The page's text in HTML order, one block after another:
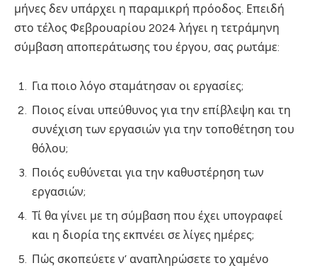
μήνες δεν υπάρχει η παραμικρή πρόοδος. Επειδή
στο τέλος Φεβρουαρίου 2024 λήγει η τετράμηνη
σύμβαση αποπεράτωσης του έργου, σας ρωτάμε:
Για ποιο λόγο σταμάτησαν οι εργασίες;
Ποιος είναι υπεύθυνος για την επίβλεψη και τη
συνέχιση των εργασιών για την τοποθέτηση του
θόλου;
Ποιός ευθύνεται για την καθυστέρηση των
εργασιών;
Τί θα γίνει με τη σύμβαση που έχει υπογραφεί
και η διορία της εκπνέει σε λίγες ημέρες;
Πώς σκοπεύετε ν’ αναπληρώσετε το χαμένο